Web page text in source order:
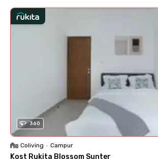
360
Coliving • Campur
Kost Rukita Blossom Sunter